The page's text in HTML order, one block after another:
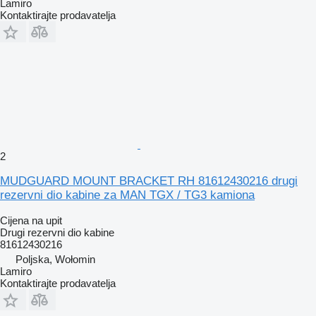
Lamiro
Kontaktirajte prodavatelja
2
MUDGUARD MOUNT BRACKET RH 81612430216 drugi
rezervni dio kabine za MAN TGX / TG3 kamiona
Cijena na upit
Drugi rezervni dio kabine
81612430216
Poljska, Wołomin
Lamiro
Kontaktirajte prodavatelja